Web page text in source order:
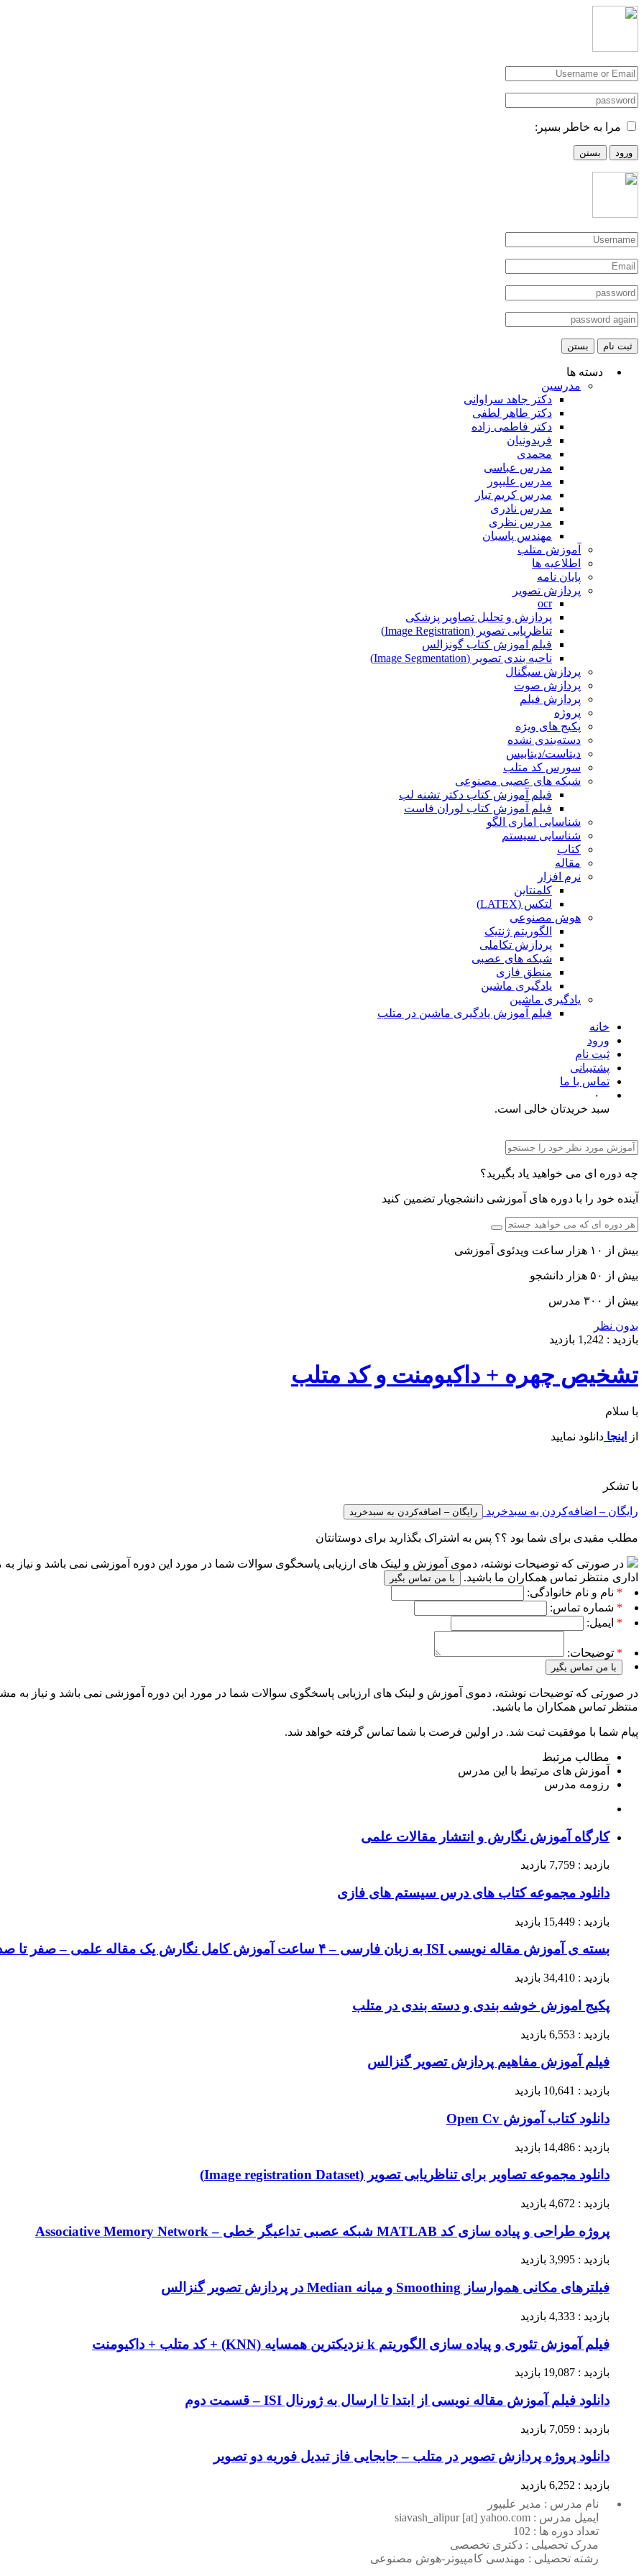
مرا به خاطر بسپر:
ورود بستن
ثبت نام بستن
دسته ها
مدرسین
دکتر جاهد سراوانی
دکتر طاهر لطفی
دکتر فاطمی زاده
فریدونیان
محمدی
مدرس عباسی
مدرس علیپور
مدرس کریم تبار
مدرس نادری
مدرس نظری
مهندس پاسبان
آموزش متلب
اطلاعیه ها
پایان نامه
پردازش تصویر
ocr
پردازش و تحلیل تصاویر پزشکی
تناظریابی تصویر (Image Registration)
فیلم آموزش کتاب گونزالس
ناحیه بندی تصویر (Image Segmentation)
پردازش سیگنال
پردازش صوت
پردازش فیلم
پروژه
پکیج های ویژه
دسته‌بندی نشده
دیتاست/دیتابیس
سورس کد متلب
شبکه های عصبی مصنوعی
فیلم آموزش کتاب دکتر تشنه لب
فیلم آموزش کتاب لوران فاست
شناسایی اماری الگو
شناسایی سیستم
کتاب
مقاله
نرم افزار
کلمنتاین
لتکس (LATEX)
هوش مصنوعی
الگوریتم ژنتیک
پردازش تکاملی
شبکه های عصبی
منطق فازی
یادگیری ماشین
یادگیری ماشین
فیلم آموزش یادگیری ماشین در متلب
خانه
ورود
ثبت نام
پشتیبانی
تماس با ما
۰
سبد خریدتان خالی است.
چه دوره ای می خواهید یاد بگیرید؟
آینده خود را با دوره های آموزشی دانشجویار تضمین کنید
بیش از ۱۰ هزار ساعت ویدئوی آموزشی
بیش از ۵۰ هزار دانشجو
بیش از ۳۰۰ مدرس
بدون نظر
بازدید : 1,242 بازدید
تشخیص چهره + داکیومنت و کد متلب
با سلام
از اینجا دانلود نمایید
با تشکر
رایگان – اضافه‌کردن به سبدخرید
مطلب مفیدی برای شما بود ؟؟ پس به اشتراک بگذارید برای دوستانتان
در صورتی که توضیحات نوشته، دموی آموزش و لینک های ارزیابی پاسخگوی سوالات شما در مورد این دوره آموزشی نمی باشد و نیاز
اداری منتظر تماس همکاران ما باشید.
با من تماس بگیر
* نام و نام خانوادگی:
* شماره تماس:
* ایمیل:
* توضیحات:
با من تماس بگیر
در صورتی که توضیحات نوشته، دموی آموزش و لینک های ارزیابی پاسخگوی سوالات شما در مورد این دوره آموزشی نمی باشد و نیاز به
منتظر تماس همکاران ما باشید.
پیام شما با موفقیت ثبت شد. در اولین فرصت با شما تماس گرفته خواهد شد.
مطالب مرتبط
آموزش های مرتبط با این مدرس
رزومه مدرس
کارگاه آموزش نگارش و انتشار مقالات علمی
بازدید : 7,759 بازدید
دانلود مجموعه کتاب های درس سیستم های فازی
بازدید : 15,449 بازدید
بسته ی آموزش مقاله نویسی ISI به زبان فارسی – ۴ ساعت آموزش کامل نگارش یک مقاله علمی – صفر تا صد
بازدید : 34,410 بازدید
پکیج اموزش خوشه بندی و دسته بندی در متلب
بازدید : 6,553 بازدید
فیلم آموزش مفاهیم پردازش تصویر گنزالس
بازدید : 10,641 بازدید
دانلود کتاب آموزش Open Cv
بازدید : 14,486 بازدید
دانلود مجموعه تصاویر برای تناظریابی تصویر (Image registration Dataset)
بازدید : 4,672 بازدید
پروژه طراحی و پیاده سازی کد MATLAB شبکه‌ عصبی تداعیگر خطی – Associative Memory Network
بازدید : 3,995 بازدید
فیلترهای مکانی هموارساز Smoothing و میانه Median در پردازش تصویر گنزالس
بازدید : 4,333 بازدید
فیلم آموزش تئوری و پیاده سازی الگوریتم k نزدیکترین همسایه (KNN) + کد متلب + داکیومنت
بازدید : 19,087 بازدید
دانلود فیلم آموزش مقاله نویسی از ابتدا تا ارسال به ژورنال ISI – قسمت دوم
بازدید : 7,059 بازدید
دانلود پروژه پردازش تصویر در متلب – جابجایی فاز تبدیل فوریه دو تصویر
بازدید : 6,252 بازدید
نام مدرس : مدیر علیپور
ایمیل مدرس : siavash_alipur [at] yahoo.com
تعداد دوره ها : 102
مدرک تحصیلی : دکتری تخصصی
رشته تحصیلی : مهندسی کامپیوتر-هوش مصنوعی